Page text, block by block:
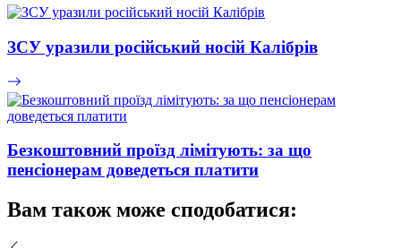
ЗСУ уразили російський носій Калібрів
Безкоштовний проїзд лімітують: за що
пенсіонерам доведеться платити
Вам також може сподобатися: